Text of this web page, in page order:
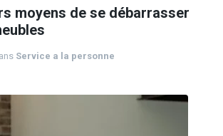
moyens de se débarrasser
Service a la personne